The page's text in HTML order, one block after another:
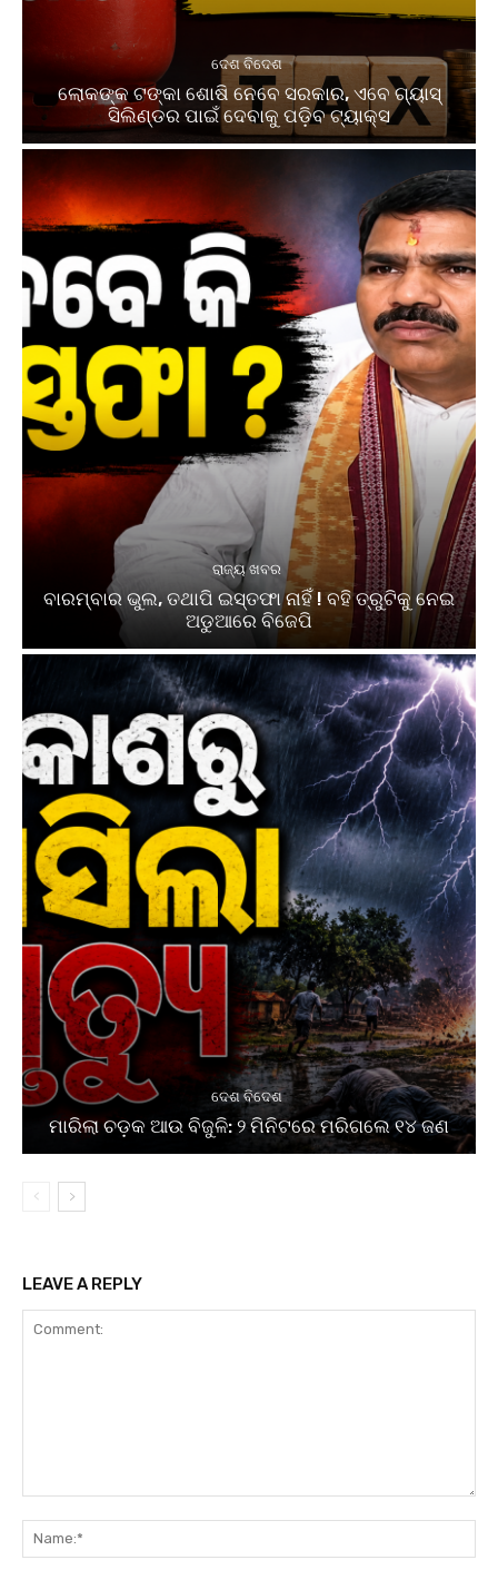
ଦେଶ ବିଦେଶ
ଲୋକଙ୍କ ଟଙ୍କା ଶୋଷି ନେବେ ସରକାର, ଏବେ ଗ୍ୟାସ୍
ସିଲିଣ୍ଡର ପାଇଁ ଦେବାକୁ ପଡ଼ିବ ଟ୍ୟାକ୍ସ
ରାଜ୍ୟ ଖବର
ବାରମ୍ବାର ଭୁଲ, ତଥାପି ଇସ୍ତଫା ନାହିଁ ! ବହି ତ୍ରୁଟିକୁ ନେଇ
ଅଡୁଆରେ ବିଜେପି
ଦେଶ ବିଦେଶ
ମାରିଲା ଚଡ଼କ ଆଉ ବିଜୁଳି: ୨ ମିନିଟରେ ମରିଗଲେ ୧୪ ଜଣ
LEAVE A REPLY